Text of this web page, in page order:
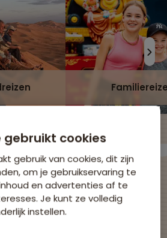
gebruikt cookies
gebruik van cookies, dit zijn
om je gebruikservaring te
en advertenties af te
Je kunt ze volledig
instellen.